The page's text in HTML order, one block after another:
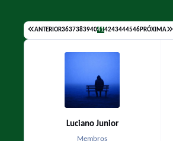
ANTERIOR3637383940414243444546PRÓXIMA
Luciano Junior
Membros